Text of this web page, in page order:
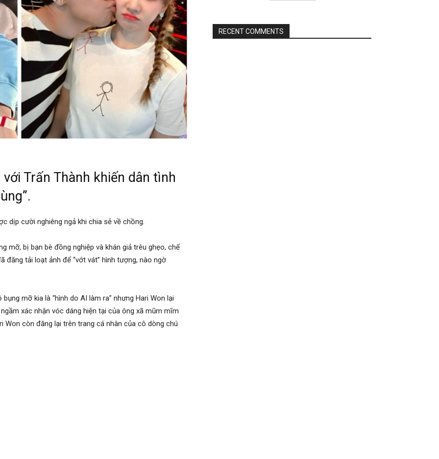
Trấn Thành khiến dân tình
dịp cười nghiêng ngả khi chia sẻ về chồng.
mỡ, bị bạn bè đồng nghiệp và khán giả trêu ghẹo, chế
đăng tải loạt ảnh để “vớt vát” hình tượng, nào ngờ
mỡ kia là “hình do AI làm ra” nhưng Hari Won lại
xác nhận vóc dáng hiện tại của ông xã mũm mĩm
Won còn đăng lại trên trang cá nhân của cô dòng chú
RECENT COMMENTS